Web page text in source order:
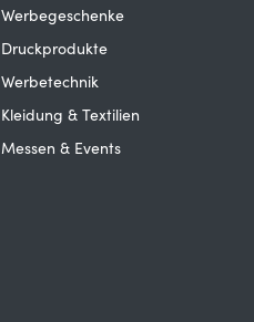
Werbegeschenke
Druckprodukte
Werbetechnik
Kleidung & Textilien
Messen & Events